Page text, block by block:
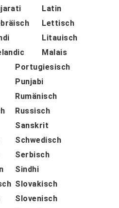
Latin
Lettisch
Litauisch
Malais
Portugiesisch
Punjabi
Rumänisch
Russisch
Sanskrit
Schwedisch
Serbisch
Sindhi
Slovakisch
Slovenisch